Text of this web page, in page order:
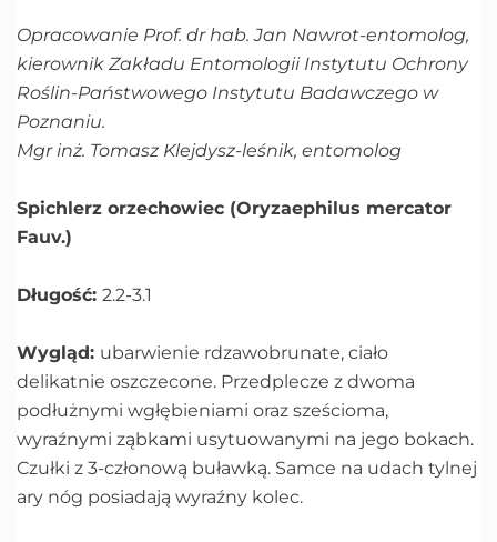
Opracowanie Prof. dr hab. Jan Nawrot-entomolog,
kierownik Zakładu Entomologii Instytutu Ochrony
Roślin-Państwowego Instytutu Badawczego w
Poznaniu.
Mgr inż. Tomasz Klejdysz-leśnik, entomolog
Spichlerz orzechowiec (Oryzaephilus mercator
Fauv.)
Długość: 2.2-3.1
Wygląd: ubarwienie rdzawobrunate, ciało
delikatnie oszczecone. Przedplecze z dwoma
podłużnymi wgłębieniami oraz sześcioma,
wyraźnymi ząbkami usytuowanymi na jego bokach.
Czułki z 3-członową buławką. Samce na udach tylnej
ary nóg posiadają wyraźny kolec.